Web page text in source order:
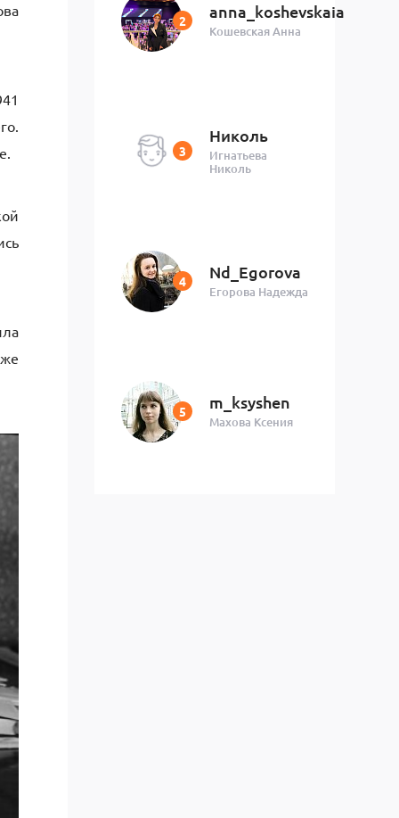
anna_koshevskaia
Кошевская Анна
Николь
Игнатьева
Николь
Nd_Egorova
Егорова Надежда
m_ksyshen
Махова Ксения